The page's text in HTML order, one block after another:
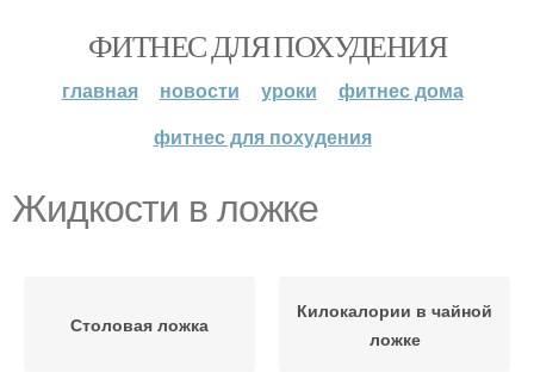
ФИТНЕС ДЛЯ ПОХУДЕНИЯ
главная новости уроки
фитнес дома
фитнес для похудения
Жидкости в ложке
Столовая ложка
Килокалории в чайной
ложке